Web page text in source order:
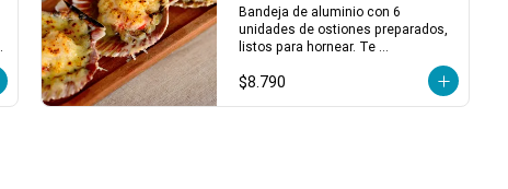
Bandeja de aluminio con 6
unidades de ostiones preparados,
listos para hornear. Te
descongelados, horno al máximo,
$8.790